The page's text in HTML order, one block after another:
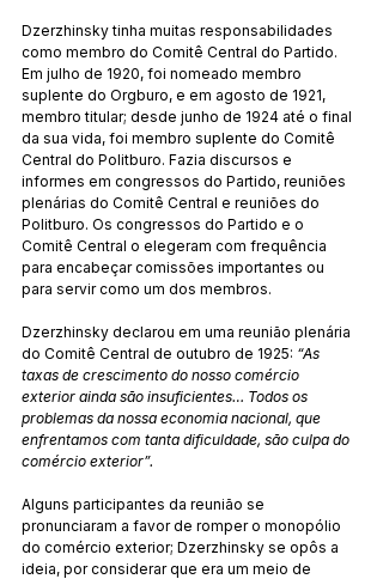
Dzerzhinsky tinha muitas responsabilidades
como membro do Comitê Central do Partido.
Em julho de 1920, foi nomeado membro
suplente do Orgburo, e em agosto de 1921,
membro titular; desde junho de 1924 até o final
da sua vida, foi membro suplente do Comitê
Central do Politburo. Fazia discursos e
informes em congressos do Partido, reuniões
plenárias do Comitê Central e reuniões do
Politburo. Os congressos do Partido e o
Comitê Central o elegeram com frequência
para encabeçar comissões importantes ou
para servir como um dos membros.
Dzerzhinsky declarou em uma reunião plenária
do Comitê Central de outubro de 1925: “As
taxas de crescimento do nosso comércio
exterior ainda são insuficientes… Todos os
problemas da nossa economia nacional, que
enfrentamos com tanta dificuldade, são culpa do
comércio exterior”.
Alguns participantes da reunião se
pronunciaram a favor de romper o monopólio
do comércio exterior; Dzerzhinsky se opôs a
ideia, por considerar que era um meio de